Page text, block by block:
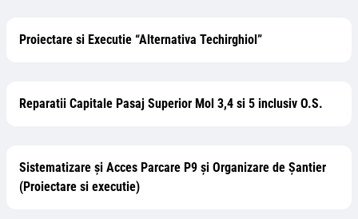
Proiectare si Executie “Alternativa Techirghiol”
Reparatii Capitale Pasaj Superior Mol 3,4 si 5 inclusiv O.S.
Sistematizare și Acces Parcare P9 și Organizare de Șantier
(Proiectare si executie)